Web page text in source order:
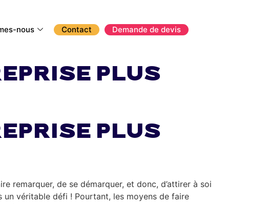
nous Contact Demande de devis
plus
plus
remarquer, de se démarquer, et donc, d’attirer à soi
véritable défi ! Pourtant, les moyens de faire